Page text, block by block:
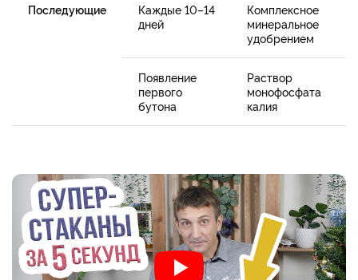
Последующие
Каждые 10–14
дней
Комплексное
минеральное
удобрением
Появление
первого
бутона
Раствор
монофосфата
калия